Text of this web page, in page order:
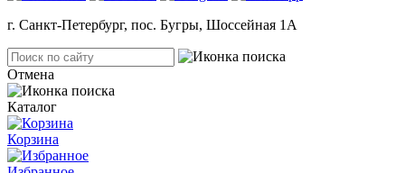
г. Санкт-Петербург, пос. Бугры, Шоссейная 1А
Отмена
Каталог
Корзина